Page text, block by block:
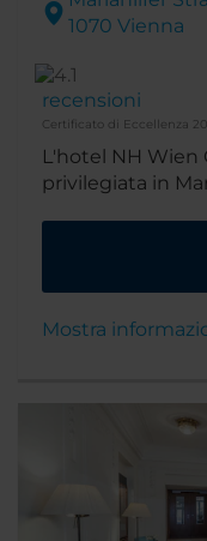
1070 Vienna
recensioni
Certificato di Eccellenza
L'hotel NH Wien
privilegiata in
suoi eccellenti
sia il quartiere
distanza a piedi.
Mostra